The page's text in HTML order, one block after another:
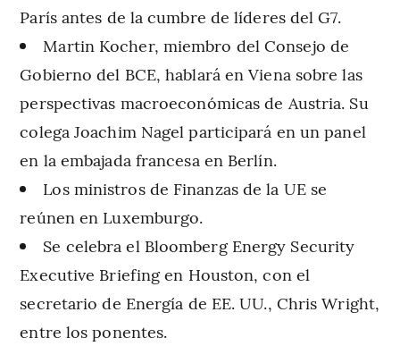
París antes de la cumbre de líderes del G7.
Martin Kocher, miembro del Consejo de
Gobierno del BCE, hablará en Viena sobre las
perspectivas macroeconómicas de Austria. Su
colega Joachim Nagel participará en un panel
en la embajada francesa en Berlín.
Los ministros de Finanzas de la UE se
reúnen en Luxemburgo.
Se celebra el Bloomberg Energy Security
Executive Briefing en Houston, con el
secretario de Energía de EE. UU., Chris Wright,
entre los ponentes.